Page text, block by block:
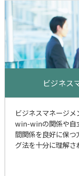
ビジネス
ビジネスマネージ
win-winの関係や自
間関係を良好に保
グ法を十分に理解さ